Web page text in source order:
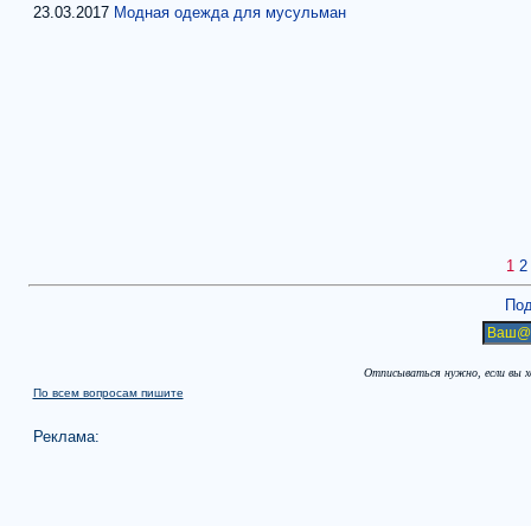
23.03.2017 Модная одежда для мусульман
1 2
Отписываться нужно, если вы
По всем вопросам пишите
Реклама: